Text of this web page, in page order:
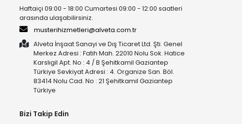
Haftaiçi 09:00 - 18:00 Cumartesi 09:00 - 12:00 saatleri
arasında ulaşabilirsiniz.
musterihizmetleri@alveta.com.tr
Alveta İnşaat Sanayi ve Dış Ticaret Ltd. Şti. Genel
Merkez Adresi : Fatih Mah. 22010 Nolu Sok. Hatice
Karslıgil Apt. No : 4 / B Şehitkamil Gaziantep
Türkiye Sevkiyat Adresi : 4. Organize San. Böl.
83414 Nolu Cad. No : 21 Şehitkamil Gaziantep
Türkiye
Bizi Takip Edin